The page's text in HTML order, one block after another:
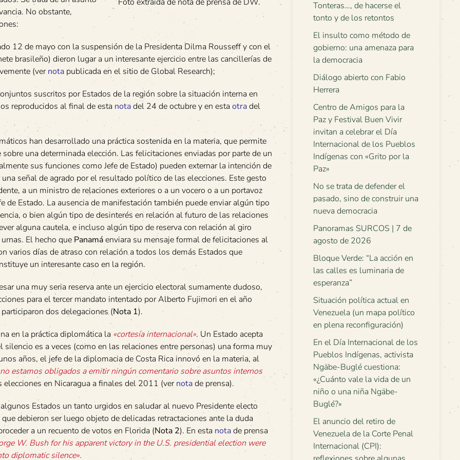
No obstante,
12 de mayo con la suspensión de la Presidenta Dilma Rousseff y con el
brasileño) dieron lugar a un interesante ejercicio entre las cancillerías de
(vernota publicada en el sitio de Global Research);
suscritos por Estados de la región sobre la situación interna en
reproducidos al final de esta notadel 24 de octubre y en estaotradel
han desarrollado una práctica sostenida en la materia, que permite
una determinada elección. Las felicitaciones enviadas por parte de un
sus funciones como Jefe de Estado) pueden externar la intención de
señal de agrado por el resultado político de las elecciones. Este gesto
a un ministro de relaciones exteriores o a un vocero o a un portavoz
Estado. La ausencia de manifestación también puede enviar algún tipo
o bien algún tipo de desinterés en relación al futuro de las relaciones
alguna cautela, e incluso algún tipo de reserva con relación al giro
El hecho quePanamáenviara su mensaje formal de felicitaciones al
varios días de atraso con relación a todos los demás Estados que
un interesante caso en la región.
una muy seria reserva ante un ejercicio electoral sumamente dudoso,
para el tercer mandato intentado por Alberto Fujimori en el año
dos delegaciones (Nota 1).
en la práctica diplomática la «cortesía internacional». Un Estado acepta
es a veces (como en las relaciones entre personas) una forma muy
años, el jefe de la diplomacia de Costa Rica innovó en la materia, al
estamos obligados a emitir ningún comentario sobre asuntos internos
en Nicaragua a finales del 2011 (vernotade prensa).
Estados un tanto urgidos en saludar al nuevo Presidente electo
debieron ser luego objeto de delicadas retractaciones ante la duda
a un recuento de votos en Florida (Nota 2). En esta notade prensa
W. Bush for his apparent victory in the U.S. presidential election were
diplomatic silence».
Tonteras…, de hacerse el
tonto y de los retontos
El insulto como método de
gobierno: una amenaza para
la democracia
Diálogo abierto con Fabio
Herrera
Centro de Amigos para la
Paz y Festival Buen Vivir
invitan a celebrar el Día
Internacional de los Pueblos
Indígenas con «Grito por la
Paz»
No se trata de defender el
pasado, sino de construir una
nueva democracia
Panoramas SURCOS | 7 de
agosto de 2026
Bloque Verde: “La acción en
las calles es luminaria de
esperanza”
Situación política actual en
Venezuela (un mapa político
en plena reconfiguración)
En el Día Internacional de los
Pueblos Indígenas, activista
Ngäbe-Buglé cuestiona:
«¿Cuánto vale la vida de un
niño o una niña Ngäbe-
Buglé?»
El anuncio del retiro de
Venezuela de la Corte Penal
Internacional (CPI):